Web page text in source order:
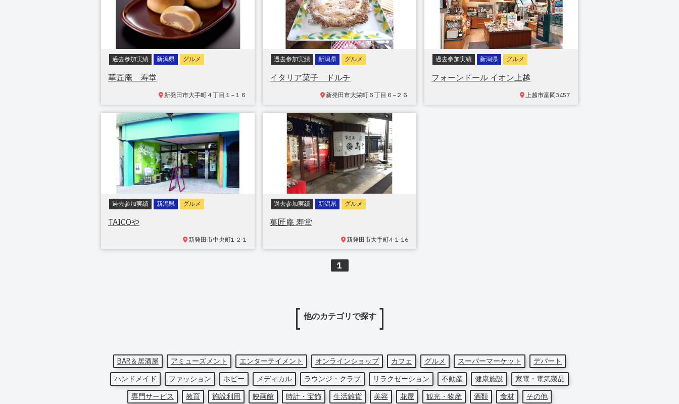
過去参加実績 新潟県 グルメ
華匠庵 寿堂
新発田市大手町４丁目１−１６
過去参加実績 新潟県 グルメ
イタリア菓子 ドルチ
新発田市大栄町６丁目６−２６
過去参加実績 新潟県 グルメ
フォーンドール イオン上越
上越市富岡3457
過去参加実績 新潟県 グルメ
TAICOや
新発田市中央町1-2-1
過去参加実績 新潟県 グルメ
菓匠庵 寿堂
新発田市大手町4-1-16
1
他のカテゴリで探す
BAR＆居酒屋 アミューズメント エンターテイメント オンラインショップ カフェ グルメ スーパーマーケット
デパート
ハンドメイド
ファッション ホビー メディカル ラウンジ・クラブ リラクゼーション 不動産 健康施設
家電・電気製品
専門サービス
教育 施設利用 映画館 時計・宝飾 生活雑貨 美容 花屋 観光・物産 酒類 食材 その他